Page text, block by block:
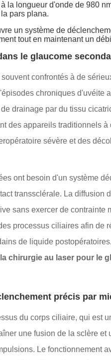
la longueur d'onde de 980
pars plana.
un système de
tout en maintenant un
le glaucome
confrontés à de
chroniques d'uvéite
drainage par du tissu
appareils traditionnels
sévère et des
ont besoin d'un système
transsclérale. La diffusion
sans exercer de
processus ciliaires afin
de liquide
la chirurgie au laser pour le
précis par
du corps ciliaire, qui est
une fusion de la sclère
Le fonctionnement